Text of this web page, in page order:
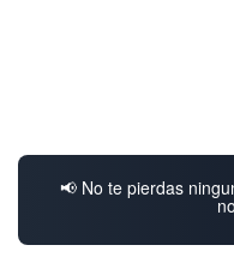
📢 No te pierdas